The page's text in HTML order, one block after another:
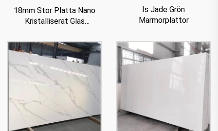
18mm Stor Platta Nano
Kristalliserat Glas
Is Jade Grön
Marmorplattor